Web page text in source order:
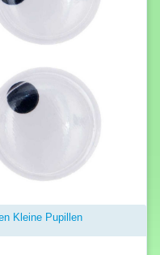
Kleine Pupillen